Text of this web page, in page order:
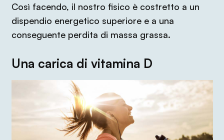
Così facendo, il nostro fisico è costretto a un
dispendio energetico superiore e a una
conseguente perdita di massa grassa.
Una carica di vitamina D